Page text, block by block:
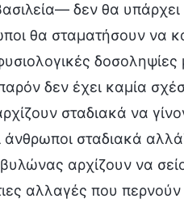
δεν θα
θα σταματήσουν να
δεν έχει καμία
σταδιακά να
σταδιακά
αρχίζουν να
αλλαγές που